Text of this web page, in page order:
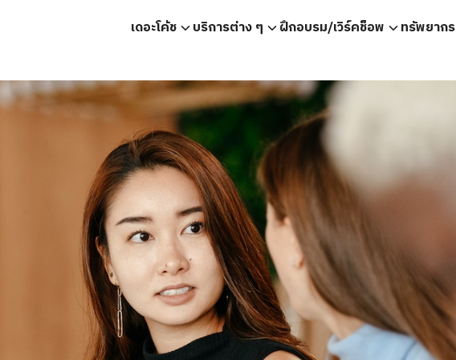
เดอะโค้ช บริการต่าง ๆ ฝึกอบรม/เวิร์คช็อพ ทรัพยากร